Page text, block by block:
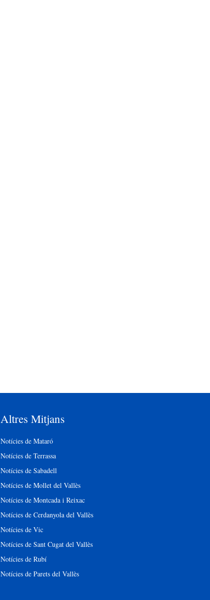
Altres Mitjans
Notícies de Mataró
Notícies de Terrassa
Notícies de Sabadell
Notícies de Mollet del Vallès
Notícies de Montcada i Reixac
Notícies de Cerdanyola del Vallès
Notícies de Vic
Notícies de Sant Cugat del Vallès
Notícies de Rubí
Notícies de Parets del Vallès